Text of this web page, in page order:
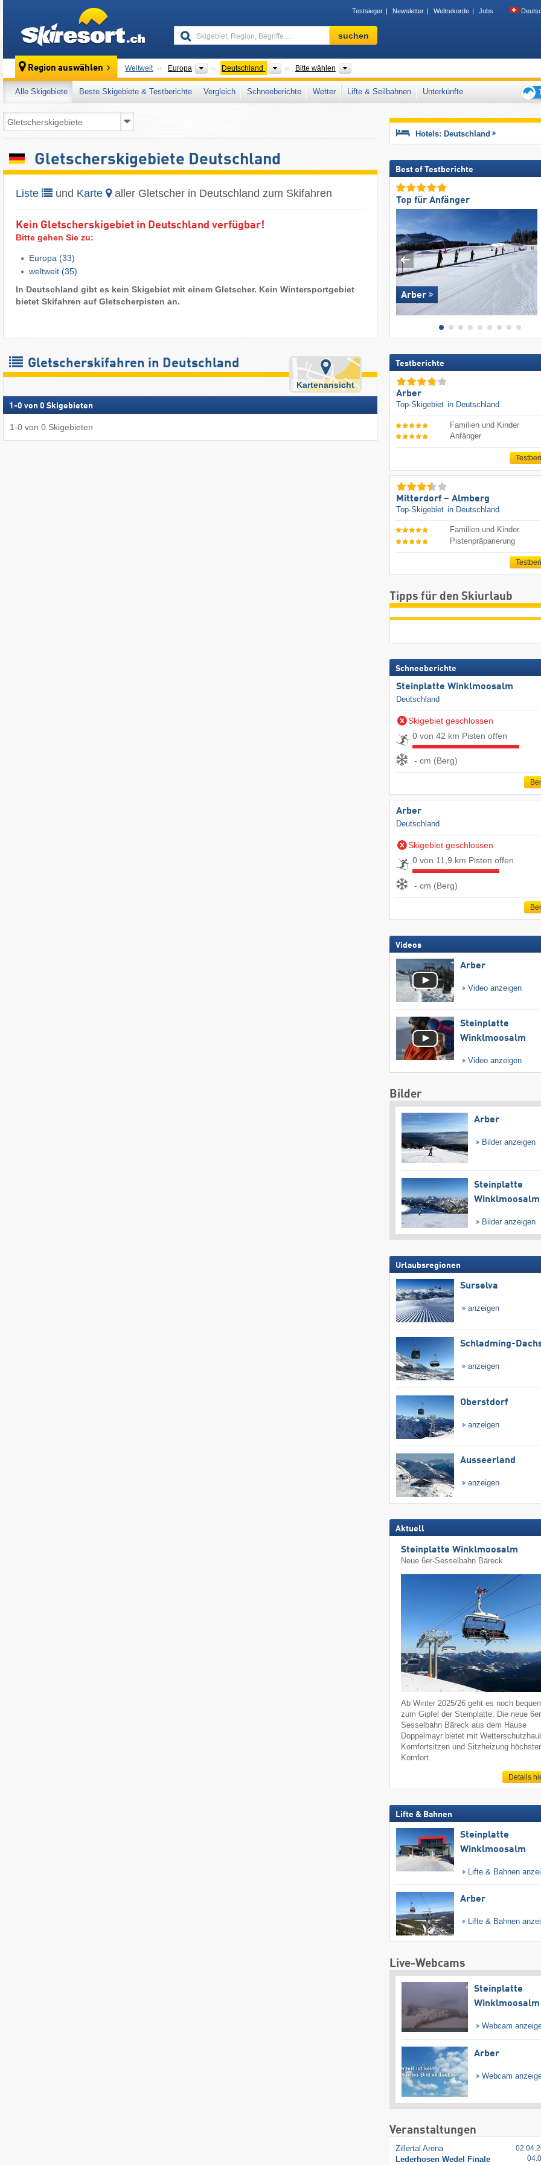
Testsieger Newsletter Weltrekorde Jobs
Skigebiet,
Region,
…
suchen
Region auswählen Weltweit Europa Kontinente
Deutschland LänderBitte wählen
Alle Skigebiete Beste Skigebiete & Testberichte Vergleich Schneeberichte Wetter Lifte & Seilbahnen
Unterkünfte
für
Gletscherskigebiete Deutschland
Liste und Karte aller Gletscher in Deutschland zum Skifahren
Kein Gletscherskigebiet in Deutschland verfügbar!
Bitte gehen Sie zu:
Europa (33)
weltweit (35)
In Deutschland gibt es kein Skigebiet mit einem Gletscher. Kein Wintersportgebiet
bietet Skifahren auf Gletscherpisten an.
Gletscherskifahren in Deutschland
Kartenansicht
1 -0 von 0 Skigebieten
1-0 von 0 Skigebieten
Hotels: Deutschland
Best of Testberichte
Top für Anfänger
Arber
Testberichte
Arber
Top-Skigebiet in Deutschland
Familien und Kinder
Anfänger
Mitterdorf – Almberg
Top-Skigebiet in Deutschland
Familien und Kinder
Pistenpräparierung
Tipps für den Skiurlaub
Schneeberichte
Steinplatte Winklmoosalm
Deutschland
Skigebiet geschlossen
0 von 42 km Pisten offen
- cm (Berg)
Arber
Deutschland
Skigebiet geschlossen
0 von 11,9 km Pisten offen
- cm (Berg)
Videos
Arber
Video anzeigen
Steinplatte
Winklmoosalm
Video anzeigen
Bilder
Arber
Bilder anzeigen
Steinplatte
Winklmoosalm
Bilder anzeigen
Urlaubsregionen
Surselva
anzeigen
Schladming-
anzeigen
Oberstdorf
anzeigen
Ausseerland
anzeigen
Aktuell
Steinplatte Winklmoosalm
Neue 6er-Sesselbahn Bäreck
Ab Winter 2025/26 geht es noch
zum Gipfel der Steinplatte. Die neue
Sesselbahn Bäreck aus dem Hause
Doppelmayr bietet mit
Komfortsitzen und Sitzheizung
Komfort.
Details
Lifte & Bahnen
Steinplatte
Winklmoosalm
Lifte & Bahnen
Arber
Lifte & Bahnen
Live-Webcams
Steinplatte
Winklmoosalm
Webcam
Arber
Webcam
Veranstaltungen
Zillertal Arena
Lederhosen Wedel Finale